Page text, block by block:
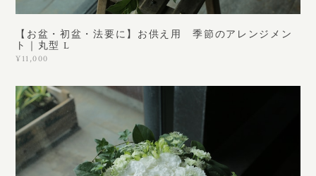
【お盆・初盆・法要に】お供え用 季節のアレンジメン
ト｜丸型 L
¥11,000